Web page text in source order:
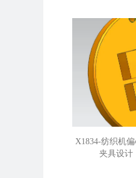
X1834-纺织机
夹具设计